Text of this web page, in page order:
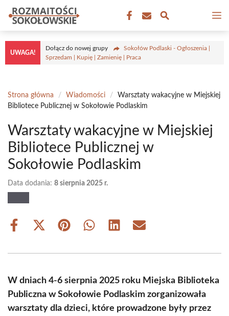
Przejdź
treści
UWAGA!
Dołącz do nowej grupy
Sokołów Podlaski - Ogłoszenia |
Sprzedam | Kupię | Zamienię | Praca
Strona główna / Wiadomości /
Warsztaty wakacyjne w Miejskiej
Bibliotece Publicznej w Sokołowie Podlaskim
Warsztaty wakacyjne w Miejskiej
Bibliotece Publicznej w
Sokołowie Podlaskim
Data dodania: 8 sierpnia 2025 r.
Share
Share
(Twitter)
Share Share Share Share
W dniach 4-6 sierpnia 2025 roku Miejska Biblioteka
Publiczna w Sokołowie Podlaskim zorganizowała
warsztaty dla dzieci, które prowadzone były przez